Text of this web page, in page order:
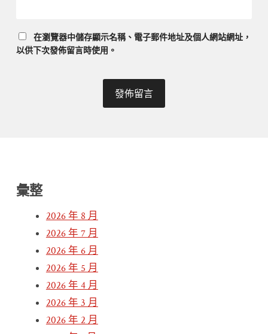
在瀏覽器中儲存顯示名稱、電子郵件地址及個人網站網址，
以供下次發佈留言時使用。
彙整
2026 年 8 月
2026 年 7 月
2026 年 6 月
2026 年 5 月
2026 年 4 月
2026 年 3 月
2026 年 2 月